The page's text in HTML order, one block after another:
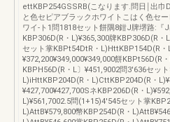
ettKBP254GSSRB(こなります.問日￨出巾
と色セピアブラックホワイトこはく色セ
ワイ‐ト1問1818セット餅隅8鉗J牌堺路:『
KBP306D(R・L)¥365,300牌KBP306D(R・
セット掌KBPt54DtR・L)HttKBP154D(R
¥372,200¥349,000¥349,000餅KBPt56D(R
KBPH56D(R・L〕¥451,9002問3′636セッ
L)iHttKBP204D(R・L)CttKBP204D(R・
¥427,700¥427,700SネKBP206D(R・
L)¥561,7002.5問(1+15)4′545セット掌
L)AttB¥579,800幣KBP254D(R・